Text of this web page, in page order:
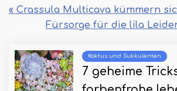
« Crassula Multicava kümmern
Fürsorge für die lila
Kaktus und Sukkulenten
7 geheime